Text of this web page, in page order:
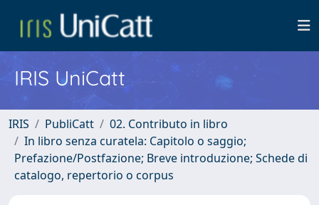
IRIS UniCatt
IRIS PubliCatt
02. Contributo in libro
In libro senza curatela: Capitolo o saggio;
Prefazione/Postfazione; Breve introduzione; Schede di
catalogo, repertorio o corpus